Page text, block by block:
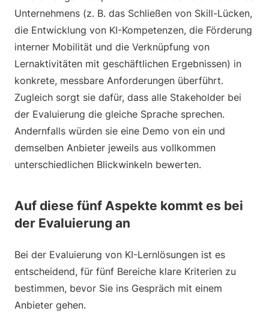
Unternehmens (z. B. das Schließen von Skill-Lücken,
die Entwicklung von KI-Kompetenzen, die Förderung
interner Mobilität und die Verknüpfung von
Lernaktivitäten mit geschäftlichen Ergebnissen) in
konkrete, messbare Anforderungen überführt.
Zugleich sorgt sie dafür, dass alle Stakeholder bei
der Evaluierung die gleiche Sprache sprechen.
Andernfalls würden sie eine Demo von ein und
demselben Anbieter jeweils aus vollkommen
unterschiedlichen Blickwinkeln bewerten.
Auf diese fünf Aspekte kommt es bei
der Evaluierung an
Bei der Evaluierung von KI-Lernlösungen ist es
entscheidend, für fünf Bereiche klare Kriterien zu
bestimmen, bevor Sie ins Gespräch mit einem
Anbieter gehen.